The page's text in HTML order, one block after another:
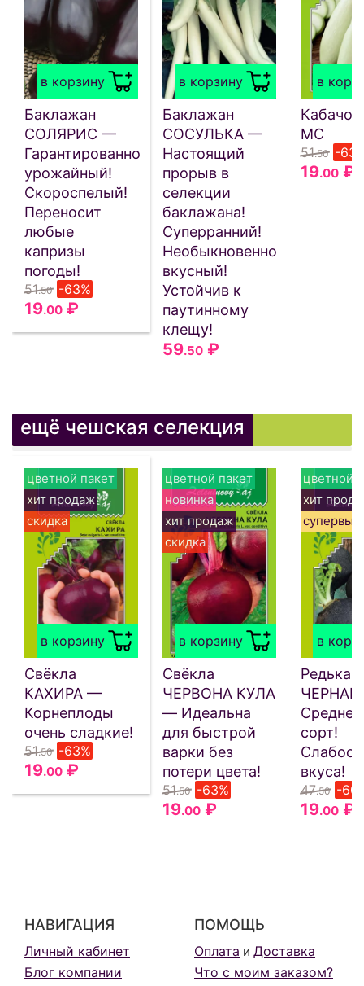
в корзину
Баклажан
СОЛЯРИС —
Гарантированно
урожайный!
Скороспелый!
Переносит
любые
капризы
погоды!
51.50 -63%
19.00 ₽
в корзину
Баклажан
СОСУЛЬКА —
Настоящий
прорыв в
селекции
баклажана!
Суперранний!
Необыкновенно
вкусный!
Устойчив к
паутинному
клещу!
59.50 ₽
в
МС
51.50 -
19.00 ₽
ещё чешская селекция
в корзину
цветной пакет
хит продаж
скидка
Свёкла
КАХИРА —
Корнеплоды
очень сладкие!
51.50 -63%
19.00 ₽
в корзину
цветной пакет
новинка
хит продаж
скидка
Свёкла
ЧЕРВОНА КУЛА
— Идеальна
для быстрой
варки без
потери цвета!
51.50 -63%
19.00 ₽
в
цветной
хит
Редька
сорт!
вкуса!
47.50 -
19.00 ₽
НАВИГАЦИЯ
Личный кабинет
Блог компании
ПОМОЩЬ
Оплата и Доставка
Что с моим заказом?